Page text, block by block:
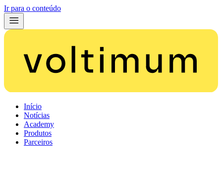
Ir para o conteúdo
Início
Notícias
Academy
Produtos
Parceiros